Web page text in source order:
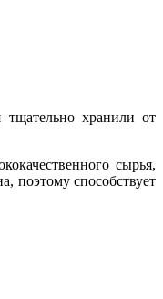
хранили от
сырья,
поэтому способствует